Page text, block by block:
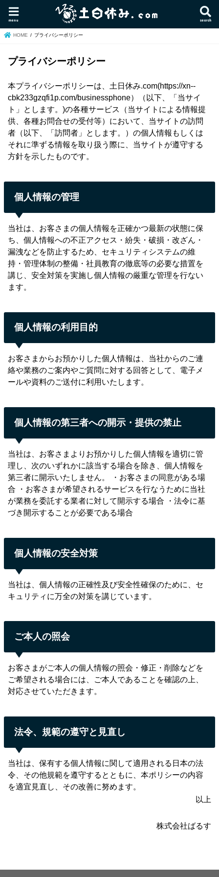
search
menu
HOME プライバシーポリシー
プライバシーポリシー
本プライバシーポリシーは、土日休み.com(https://xn--
cbk233gzqfi1p.com/businessphone）（以下、「当サイ
ト」とします。)の各種サービス（当サイトによる情報提
供、各種お問合せの受付等）において、当サイトの訪問
者（以下、「訪問者」とします。）の個人情報もしくは
それに準ずる情報を取り扱う際に、当サイトが遵守する
方針を示したものです。
個人情報の管理
当社は、お客さまの個人情報を正確かつ最新の状態に保
ち、個人情報への不正アクセス・紛失・破損・改ざん・
漏洩などを防止するため、セキュリティシステムの維
持・管理体制の整備・社員教育の徹底等の必要な措置を
講じ、安全対策を実施し個人情報の厳重な管理を行ない
ます。
個人情報の利用目的
お客さまからお預かりした個人情報は、当社からのご連
絡や業務のご案内やご質問に対する回答として、電子メ
ールや資料のご送付に利用いたします。
個人情報の第三者への開示・提供の禁止
当社は、お客さまよりお預かりした個人情報を適切に管
理し、次のいずれかに該当する場合を除き、個人情報を
第三者に開示いたしません。 ・お客さまの同意がある場
合 ・お客さまが希望されるサービスを行なうために当社
が業務を委託する業者に対して開示する場合 ・法令に基
づき開示することが必要である場合
個人情報の安全対策
当社は、個人情報の正確性及び安全性確保のために、セ
キュリティに万全の対策を講じています。
ご本人の照会
お客さまがご本人の個人情報の照会・修正・削除などを
ご希望される場合には、ご本人であることを確認の上、
対応させていただきます。
法令、規範の遵守と見直し
当社は、保有する個人情報に関して適用される日本の法
令、その他規範を遵守するとともに、本ポリシーの内容
を適宜見直し、その改善に努めます。
以上
株式会社ばるす